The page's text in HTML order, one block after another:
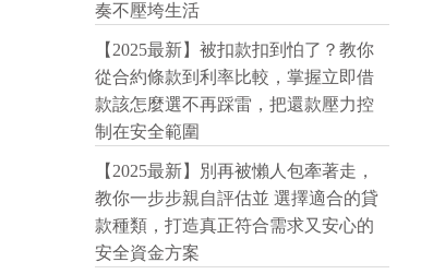
奏不壓垮生活
【2025最新】被扣款扣到怕了？教你
從合約條款到利率比較，掌握立即借
款該怎麼選不再踩雷，把還款壓力控
制在安全範圍
【2025最新】別再被懶人包牽著走，
教你一步步親自評估並 選擇適合的貸
款種類，打造真正符合需求又安心的
安全資金方案